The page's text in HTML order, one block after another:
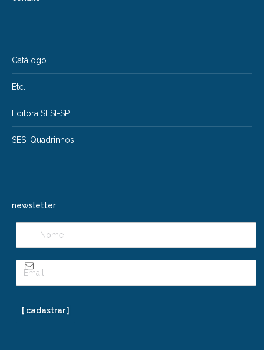
Catálogo
Etc.
Editora SESI-SP
SESI Quadrinhos
newsletter
[ cadastrar ]